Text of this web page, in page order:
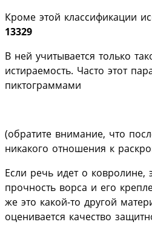
Кроме этой классификации
13329
В ней учитывается только
истираемость. Часто этот
пиктограммами
(обратите внимание, что
никакого отношения к
Если речь идет о ковролине,
прочность ворса и его
же это какой-то другой
оценивается качество